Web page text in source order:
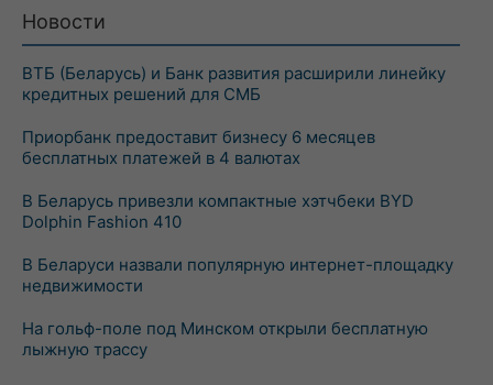
Новости
ВТБ (Беларусь) и Банк развития расширили линейку
кредитных решений для СМБ
Приорбанк предоставит бизнесу 6 месяцев
бесплатных платежей в 4 валютах
В Беларусь привезли компактные хэтчбеки BYD
Dolphin Fashion 410
В Беларуси назвали популярную интернет-площадку
недвижимости
На гольф-поле под Минском открыли бесплатную
лыжную трассу